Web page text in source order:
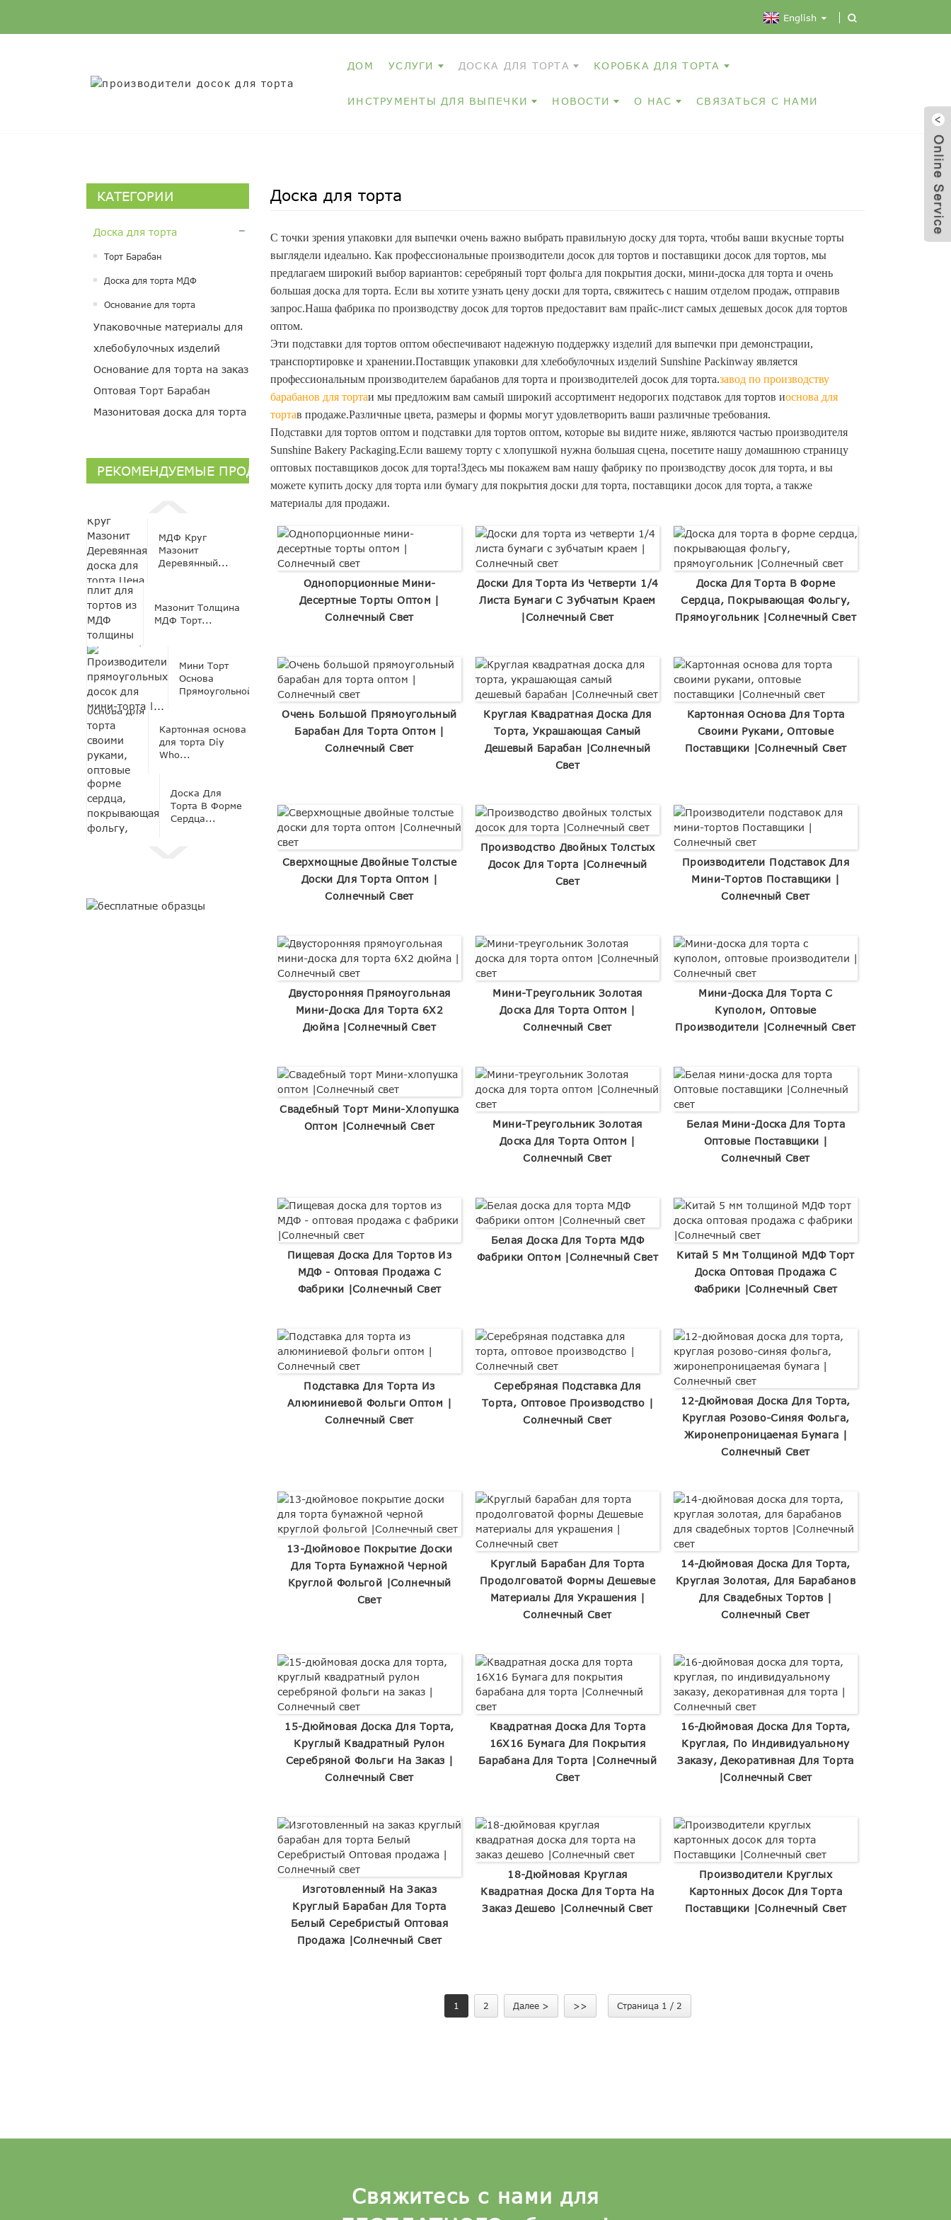
English
ДОМ УСЛУГИ ДОСКА ДЛЯ ТОРТА КОРОБКА ДЛЯ ТОРТА
ИНСТРУМЕНТЫ ДЛЯ ВЫПЕЧКИ НОВОСТИ О НАС СВЯЗАТЬСЯ С НАМИ
КАТЕГОРИИ
Доска для торта
Торт Барабан
Доска для торта МДФ
Основание для торта
Упаковочные материалы для
хлебобулочных изделий
Основание для торта на заказ
Оптовая Торт Барабан
Мазонитовая доска для торта
РЕКОМЕНДУЕМЫЕ ПРОДУКТЫ
МДФ Круг
Мазонит
Деревянный...
Мазонит Толщина
МДФ Торт...
Мини Торт
Основа
Прямоугольной...
Картонная основа
для торта Diy
Who...
Доска Для
Торта В Форме
Сердца...
Доска для торта
С точки зрения упаковки для выпечки очень важно выбрать правильную доску для торта, чтобы ваши вкусные торты
выглядели идеально. Как профессиональные производители досок для тортов и поставщики досок для тортов, мы
предлагаем широкий выбор вариантов: серебряный торт фольга для покрытия доски, мини-доска для торта и очень
большая доска для торта. Если вы хотите узнать цену доски для торта, свяжитесь с нашим отделом продаж, отправив
запрос.Наша фабрика по производству досок для тортов предоставит вам прайс-лист самых дешевых досок для тортов
оптом.
Эти подставки для тортов оптом обеспечивают надежную поддержку изделий для выпечки при демонстрации,
транспортировке и хранении.Поставщик упаковки для хлебобулочных изделий Sunshine Packinway является
профессиональным производителем барабанов для торта и производителей досок для торта.завод по производству
барабанов для тортаи мы предложим вам самый широкий ассортимент недорогих подставок для тортов иоснова для
тортав продаже.Различные цвета, размеры и формы могут удовлетворить ваши различные требования.
Подставки для тортов оптом и подставки для тортов оптом, которые вы видите ниже, являются частью производителя
Sunshine Bakery Packaging.Если вашему торту с хлопушкой нужна большая сцена, посетите нашу домашнюю страницу
оптовых поставщиков досок для торта!Здесь мы покажем вам нашу фабрику по производству досок для торта, и вы
можете купить доску для торта или бумагу для покрытия доски для торта, поставщики досок для торта, а также
материалы для продажи.
Однопорционные Мини-
Десертные Торты Оптом |
Солнечный Свет
Доски Для Торта Из Четверти 1/4
Листа Бумаги С Зубчатым Краем
|Солнечный Свет
Доска Для Торта В Форме
Сердца, Покрывающая Фольгу,
Прямоугольник |Солнечный Свет
Очень Большой Прямоугольный
Барабан Для Торта Оптом |
Солнечный Свет
Круглая Квадратная Доска Для
Торта, Украшающая Самый
Дешевый Барабан |Солнечный
Свет
Картонная Основа Для Торта
Своими Руками, Оптовые
Поставщики |Солнечный Свет
Сверхмощные Двойные Толстые
Доски Для Торта Оптом |
Солнечный Свет
Производство Двойных Толстых
Досок Для Торта |Солнечный
Свет
Производители Подставок Для
Мини-Тортов Поставщики |
Солнечный Свет
Двусторонняя Прямоугольная
Мини-Доска Для Торта 6X2
Дюйма |Солнечный Свет
Мини-Треугольник Золотая
Доска Для Торта Оптом |
Солнечный Свет
Мини-Доска Для Торта С
Куполом, Оптовые
Производители |Солнечный Свет
Свадебный Торт Мини-Хлопушка
Оптом |Солнечный Свет
Мини-Треугольник Золотая
Доска Для Торта Оптом |
Солнечный Свет
Белая Мини-Доска Для Торта
Оптовые Поставщики |
Солнечный Свет
Пищевая Доска Для Тортов Из
МДФ - Оптовая Продажа С
Фабрики |Солнечный Свет
Белая Доска Для Торта МДФ
Фабрики Оптом |Солнечный Свет
Китай 5 Мм Толщиной МДФ Торт
Доска Оптовая Продажа С
Фабрики |Солнечный Свет
Подставка Для Торта Из
Алюминиевой Фольги Оптом |
Солнечный Свет
Серебряная Подставка Для
Торта, Оптовое Производство |
Солнечный Свет
12-Дюймовая Доска Для Торта,
Круглая Розово-Синяя Фольга,
Жиронепроницаемая Бумага |
Солнечный Свет
13-Дюймовое Покрытие Доски
Для Торта Бумажной Черной
Круглой Фольгой |Солнечный
Свет
Круглый Барабан Для Торта
Продолговатой Формы Дешевые
Материалы Для Украшения |
Солнечный Свет
14-Дюймовая Доска Для Торта,
Круглая Золотая, Для Барабанов
Для Свадебных Тортов |
Солнечный Свет
15-Дюймовая Доска Для Торта,
Круглый Квадратный Рулон
Серебряной Фольги На Заказ |
Солнечный Свет
Квадратная Доска Для Торта
16X16 Бумага Для Покрытия
Барабана Для Торта |Солнечный
Свет
16-Дюймовая Доска Для Торта,
Круглая, По Индивидуальному
Заказу, Декоративная Для Торта
|Солнечный Свет
Изготовленный На Заказ
Круглый Барабан Для Торта
Белый Серебристый Оптовая
Продажа |Солнечный Свет
18-Дюймовая Круглая
Квадратная Доска Для Торта На
Заказ Дешево |Солнечный Свет
Производители Круглых
Картонных Досок Для Торта
Поставщики |Солнечный Свет
1 2 Далее > >> Страница 1 / 2
Свяжитесь с нами для